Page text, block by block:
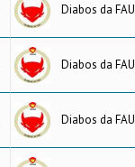
Diabos da FAU
Diabos da FAU
Diabos da FAU